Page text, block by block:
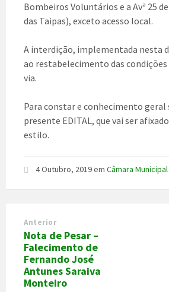
Bombeiros Voluntários e a Avª 25
das Taipas), exceto acesso local.
A interdição, implementada nesta
ao restabelecimento das condições
via.
Para constar e conhecimento geral
presente EDITAL, que vai ser
estilo.
4 Outubro, 2019em Câmara Municipal
Anterior
Nota de Pesar –
Falecimento de
Fernando José
Antunes Saraiva
Monteiro